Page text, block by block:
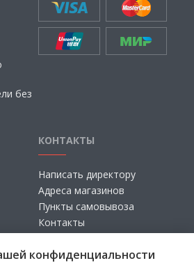
без
КОНТАКТЫ
Написать директору
Адреса магазинов
Пункты самовывоза
Контакты
конфиденциальности